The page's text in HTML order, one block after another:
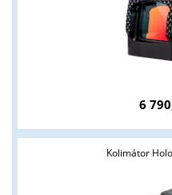
6
Kolimátor
Tyto stránky jsou určeny